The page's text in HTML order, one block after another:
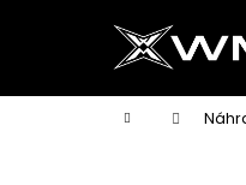
Domů
í
Zpět
do
Zpět
do